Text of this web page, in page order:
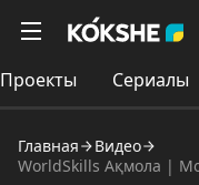
Проекты Сериалы
Главная
Видео
WorldSkills Ақмола |